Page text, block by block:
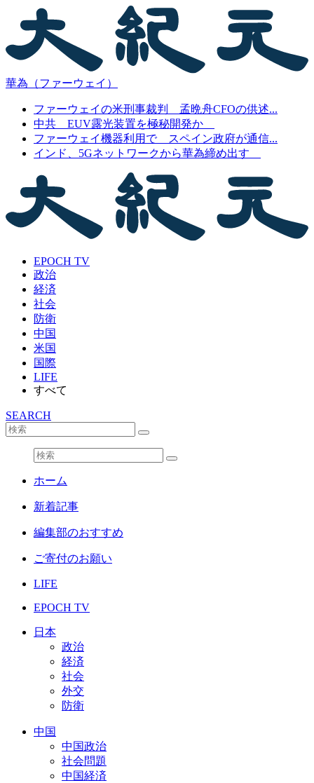
華為（ファーウェイ）
ファーウェイの米刑事裁判 孟晩舟CFOの供述...
中共 EUV露光装置を極秘開発か
ファーウェイ機器利用で スペイン政府が通信...
インド、5Gネットワークから華為締め出す
EPOCH TV
政治
経済
社会
防衛
中国
米国
国際
LIFE
すべて
SEARCH
ホーム
新着記事
編集部のおすすめ
ご寄付のお願い
LIFE
EPOCH TV
日本
政治
経済
社会
外交
防衛
中国
中国政治
社会問題
中国経済